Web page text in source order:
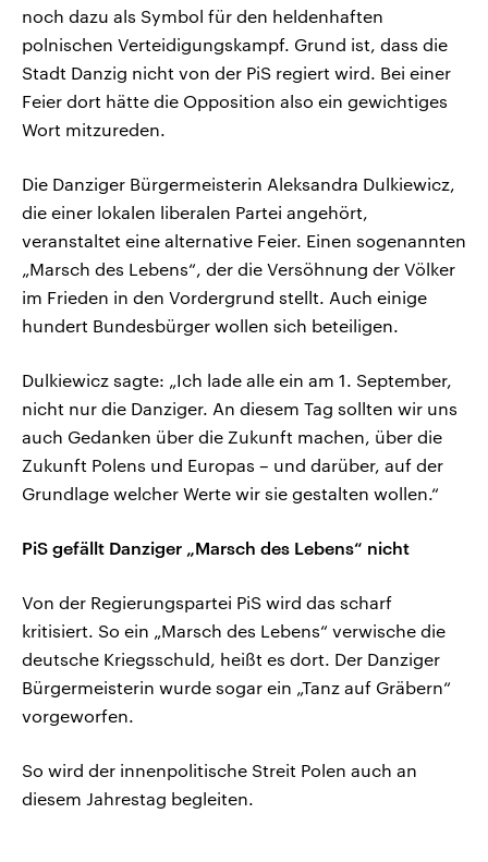
noch dazu als Symbol für den heldenhaften
polnischen Verteidigungskampf. Grund ist, dass die
Stadt Danzig nicht von der PiS regiert wird. Bei einer
Feier dort hätte die Opposition also ein gewichtiges
Wort mitzureden.
Die Danziger Bürgermeisterin Aleksandra Dulkiewicz,
die einer lokalen liberalen Partei angehört,
veranstaltet eine alternative Feier. Einen sogenannten
„Marsch des Lebens“, der die Versöhnung der Völker
im Frieden in den Vordergrund stellt. Auch einige
hundert Bundesbürger wollen sich beteiligen.
Dulkiewicz sagte: „Ich lade alle ein am 1. September,
nicht nur die Danziger. An diesem Tag sollten wir uns
auch Gedanken über die Zukunft machen, über die
Zukunft Polens und Europas – und darüber, auf der
Grundlage welcher Werte wir sie gestalten wollen.“
PiS gefällt Danziger „Marsch des Lebens“ nicht
Von der Regierungspartei PiS wird das scharf
kritisiert. So ein „Marsch des Lebens“ verwische die
deutsche Kriegsschuld, heißt es dort. Der Danziger
Bürgermeisterin wurde sogar ein „Tanz auf Gräbern“
vorgeworfen.
So wird der innenpolitische Streit Polen auch an
diesem Jahrestag begleiten.